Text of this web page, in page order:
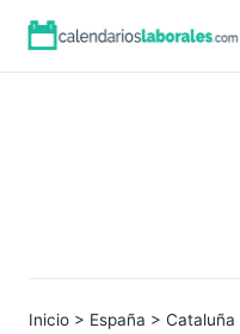
Inicio > España > Cataluña